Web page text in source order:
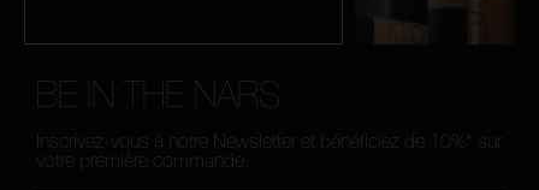
BE IN THE NARS
Inscrivez-vous à notre Newsletter et bénéficiez de 10%* sur
votre première commande.